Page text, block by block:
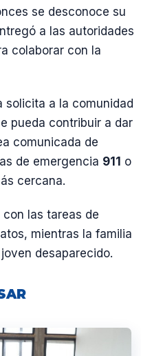
se desconoce su
a las autoridades
colaborar con la
solicita a la comunidad
pueda contribuir a dar
comunicada de
de emergencia 911 o
cercana.
las tareas de
mientras la familia
desaparecido.